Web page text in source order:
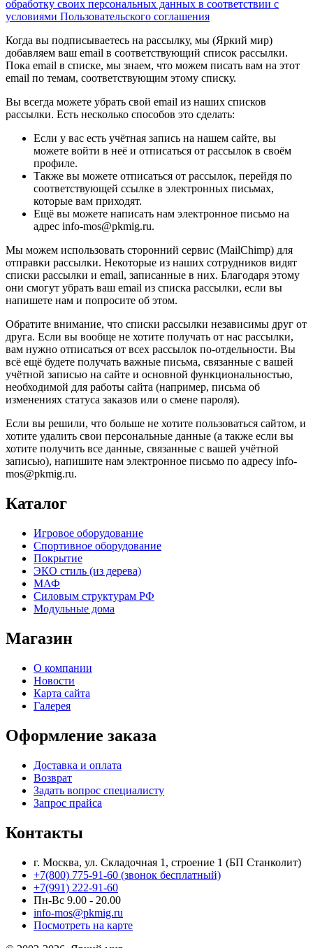
обработку своих персональных данных в соответствии с
условиями Пользовательского соглашения
Когда вы подписываетесь на рассылку, мы (Яркий мир)
добавляем ваш email в соответствующий список рассылки.
Пока email в списке, мы знаем, что можем писать вам на этот
email по темам, соответствующим этому списку.
Вы всегда можете убрать свой email из наших списков
рассылки. Есть несколько способов это сделать:
Если у вас есть учётная запись на нашем сайте, вы
можете войти в неё и отписаться от рассылок в своём
профиле.
Также вы можете отписаться от рассылок, перейдя по
соответствующей ссылке в электронных письмах,
которые вам приходят.
Ещё вы можете написать нам электронное письмо на
адрес info-mos@pkmig.ru.
Мы можем использовать сторонний сервис (MailChimp) для
отправки рассылки. Некоторые из наших сотрудников видят
списки рассылки и email, записанные в них. Благодаря этому
они смогут убрать ваш email из списка рассылки, если вы
напишете нам и попросите об этом.
Обратите внимание, что списки рассылки независимы друг от
друга. Если вы вообще не хотите получать от нас рассылки,
вам нужно отписаться от всех рассылок по-отдельности. Вы
всё ещё будете получать важные письма, связанные с вашей
учётной записью на сайте и основной функциональностью,
необходимой для работы сайта (например, письма об
изменениях статуса заказов или о смене пароля).
Если вы решили, что больше не хотите пользоваться сайтом, и
хотите удалить свои персональные данные (а также если вы
хотите получить все данные, связанные с вашей учётной
записью), напишите нам электронное письмо по адресу info-
mos@pkmig.ru.
Каталог
Игровое оборудование
Спортивное оборудование
Покрытие
ЭКО стиль (из дерева)
МАФ
Силовым структурам РФ
Модульные дома
Магазин
О компании
Новости
Карта сайта
Галерея
Оформление заказа
Доставка и оплата
Возврат
Задать вопрос специалисту
Запрос прайса
Контакты
г. Москва, ул. Складочная 1, строение 1 (БП Станколит)
+7(800) 775-91-60 (звонок бесплатный)
+7(991) 222-91-60
Пн-Вс 9.00 - 20.00
info-mos@pkmig.ru
Посмотреть на карте